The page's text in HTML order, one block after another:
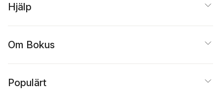
Hjälp
Om Bokus
Populärt